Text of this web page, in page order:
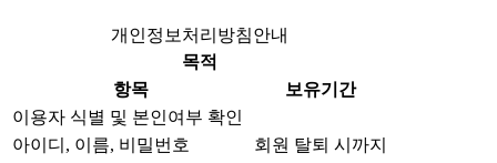
개인정보처리방침안내
목적
항목
보유기간
이용자 식별 및 본인여부 확인
아이디, 이름, 비밀번호
회원 탈퇴 시까지